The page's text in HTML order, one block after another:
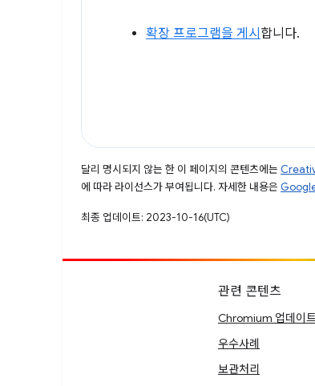
확장 프로그램을 게시 합니다.
달리 명시되지 않는 한 이 페이지의 콘텐츠에는
에 따라 라이선스가 부여됩니다. 자세한 내용은
최종 업데이트: 2023-10-16(UTC)
관련 콘텐츠
Chromium 업데이
우수사례
보관처리